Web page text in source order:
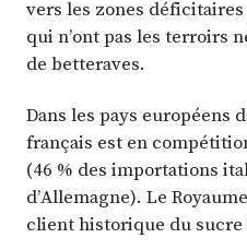
vers les zones
qui n’ont pas les terroirs
de betteraves.
Dans les pays européens
français est en
(46 % des importations
d’Allemagne). Le
client historique du sucre